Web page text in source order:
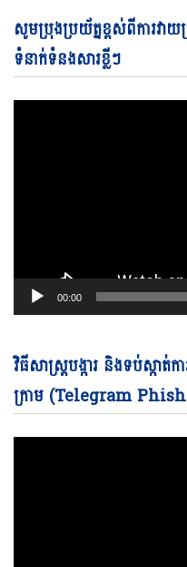
សូមប្រុងប្រយ័ត្នខ្ពស់ពីការវា
ទំនាក់ទំនងសារខ្លីៗ
00:00
វិធីសាស្ត្របង្ការ និងទប់ស្កាត់
ក្រាម (Telegram